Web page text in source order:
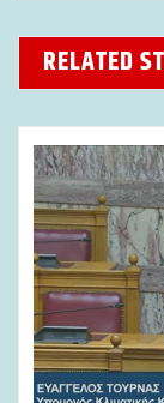
RELATED